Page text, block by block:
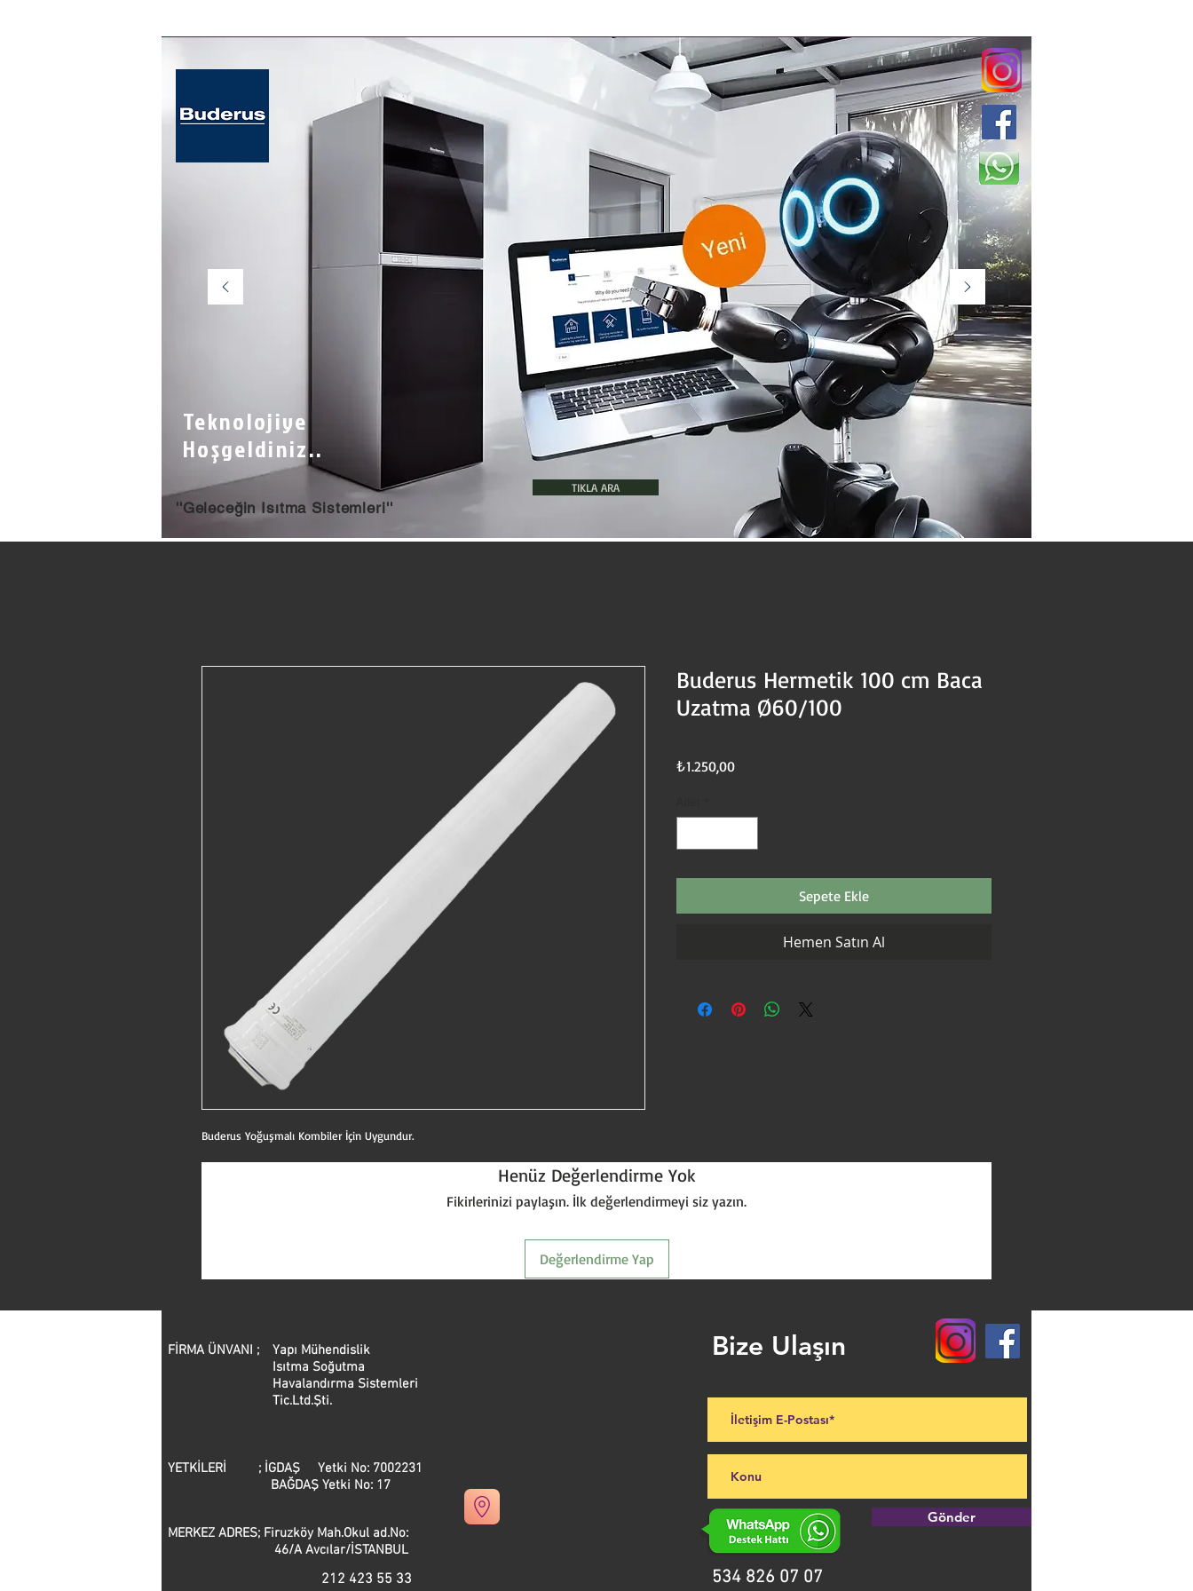
Teknolojiye
Hoşgeldiniz..
''Geleceğin Isıtma Sistemleri''
TIKLA ARA
Buderus Yoğuşmalı Kombiler İçin Uygundur.
Buderus Hermetik 100 cm Baca
Uzatma Ø60/100
₺1.250,00Fiyat
Sepete Ekle
Hemen Satın Al
Henüz Değerlendirme Yok
Fikirlerinizi paylaşın. İlk değerlendirmeyi siz yazın.
Değerlendirme Yap
FİRMA ÜNVANI ;
Yapı Mühendislik
Isıtma Soğutma
Havalandırma Sistemleri
Tic.Ltd.Şti.
YETKİLERİ ; İGDAŞ Yetki No: 7002231
BAĞDAŞ Yetki No: 17
MERKEZ ADRES; Firuzköy Mah.Okul ad.No:
46/A Avcılar/İSTANBUL
212 423 55 33
Bize Ulaşın
534 826 07 07
Gönder